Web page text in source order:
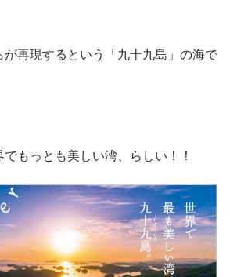
が再現するという「九十九島」の海で
でもっとも美しい湾、らしい！！